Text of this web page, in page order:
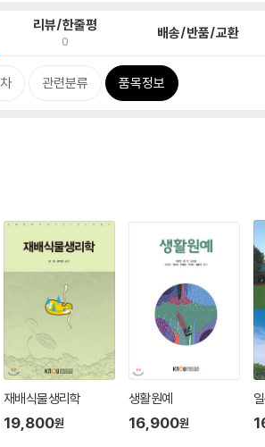
리뷰/한줄평
0 배송/반품/교환
관련분류 품목정보
재배식물생리학
19,800원
생활원예
16,900원